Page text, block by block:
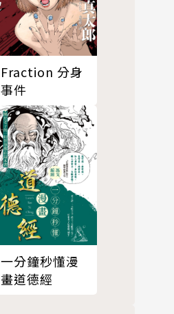
Fraction 分身
事件
一分鐘秒懂漫
畫道德經